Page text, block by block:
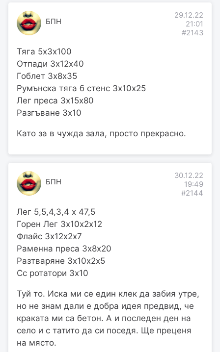
БПН
29.12.22
21:01
#2143
Тяга 5х3х100
Отпади 3х12х40
Гоблет 3х8х35
Румънска тяга б стенс 3х10х25
Лег преса 3х15х80
Разгъване 3х10
Като за в чужда зала, просто прекрасно.
БПН
30.12.22
19:49
#2144
Лег 5,5,4,3,4 х 47,5
Горен Лег 3х10х2х12
Флайс 3х12х2х7
Раменна преса 3х8х20
Разтваряне 3х10х2х5
Сс ротатори 3х10
Туй то. Иска ми се един клек да забия утре,
но не знам дали е добра идея предвид, че
краката ми са бетон. А и последен ден на
село и с татито да си поседя. Ще преценя
на място.